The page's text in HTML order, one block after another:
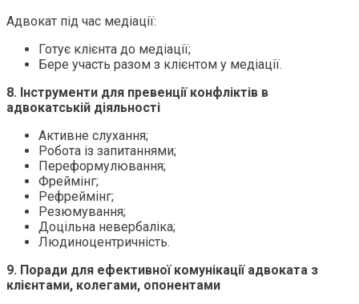
Адвокат під час медіації:
Готує клієнта до медіації;
Бере участь разом з клієнтом у медіації.
8. Інструменти для превенції конфліктів в
адвокатській діяльності
Активне слухання;
Робота із запитаннями;
Переформулювання;
Фреймінг;
Рефреймінг;
Резюмування;
Доцільна невербаліка;
Людиноцентричність.
9. Поради для ефективної комунікації адвоката з
клієнтами, колегами, опонентами